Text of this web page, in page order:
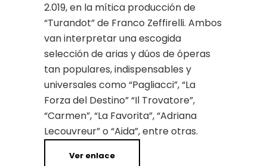
2.019, en la mítica producción de
“Turandot” de Franco Zeffirelli. Ambos
van interpretar una escogida
selección de arias y dúos de óperas
tan populares, indispensables y
universales como “Pagliacci”, “La
Forza del Destino” “Il Trovatore”,
“Carmen”, “La Favorita”, “Adriana
Lecouvreur” o “Aida”, entre otras.
Ver enlace